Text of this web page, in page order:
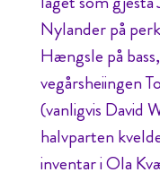
Nylander på
Hængsle på
vegårsheiingen
(vanligvis David
halvparten
inventar i Ola